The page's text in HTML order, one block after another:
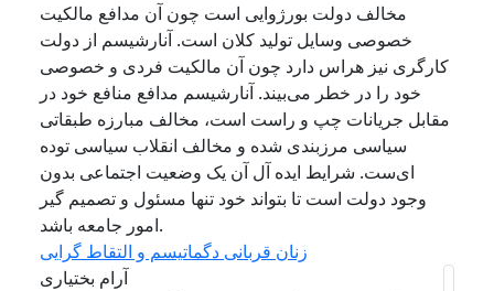
مخالف دولت بورژوایی است چون آن مدافع مالکیت
خصوصی وسایل تولید کلان است. آنارشیسم از دولت
کارگری نیز هراس دارد چون آن مالکیت فردی و خصوصی
خود را در خطر می‌بیند. آنارشیسم مدافع منافع خود در
مقابل جریانات چپ و راست است، مخالف مبارزه طبقاتی
سیاسی مرزبندی شده و مخالف انقلاب سیاسی توده
ای‌ست. شرایط ایده آل آن یک وضعیت اجتماعی بدون
وجود دولت است تا بتواند خود تنها مسئول و تصمیم گیر
امور جامعه باشد.
زنان قربانی دگماتیسم و التقاط گرایی
آرام بختیاری